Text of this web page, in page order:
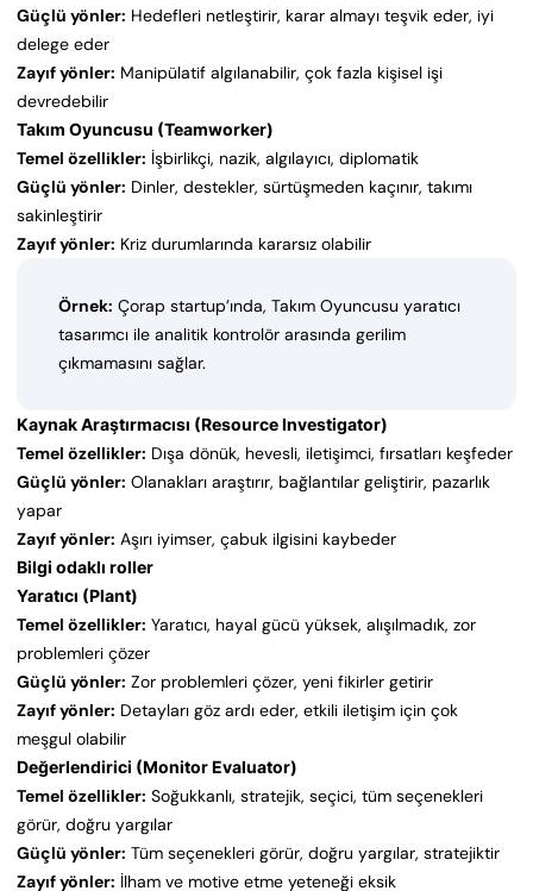
Güçlü yönler: Hedefleri netleştirir, karar almayı teşvik eder, iyi
delege eder
Zayıf yönler: Manipülatif algılanabilir, çok fazla kişisel işi
devredebilir
Takım Oyuncusu (Teamworker)
Temel özellikler: İşbirlikçi, nazik, algılayıcı, diplomatik
Güçlü yönler: Dinler, destekler, sürtüşmeden kaçınır, takımı
sakinleştirir
Zayıf yönler: Kriz durumlarında kararsız olabilir
Örnek: Çorap startup’ında, Takım Oyuncusu yaratıcı
tasarımcı ile analitik kontrolör arasında gerilim
çıkmamasını sağlar.
Kaynak Araştırmacısı (Resource Investigator)
Temel özellikler: Dışa dönük, hevesli, iletişimci, fırsatları keşfeder
Güçlü yönler: Olanakları araştırır, bağlantılar geliştirir, pazarlık
yapar
Zayıf yönler: Aşırı iyimser, çabuk ilgisini kaybeder
Bilgi odaklı roller
Yaratıcı (Plant)
Temel özellikler: Yaratıcı, hayal gücü yüksek, alışılmadık, zor
problemleri çözer
Güçlü yönler: Zor problemleri çözer, yeni fikirler getirir
Zayıf yönler: Detayları göz ardı eder, etkili iletişim için çok
meşgul olabilir
Değerlendirici (Monitor Evaluator)
Temel özellikler: Soğukkanlı, stratejik, seçici, tüm seçenekleri
görür, doğru yargılar
Güçlü yönler: Tüm seçenekleri görür, doğru yargılar, stratejiktir
Zayıf yönler: İlham ve motive etme yeteneği eksik